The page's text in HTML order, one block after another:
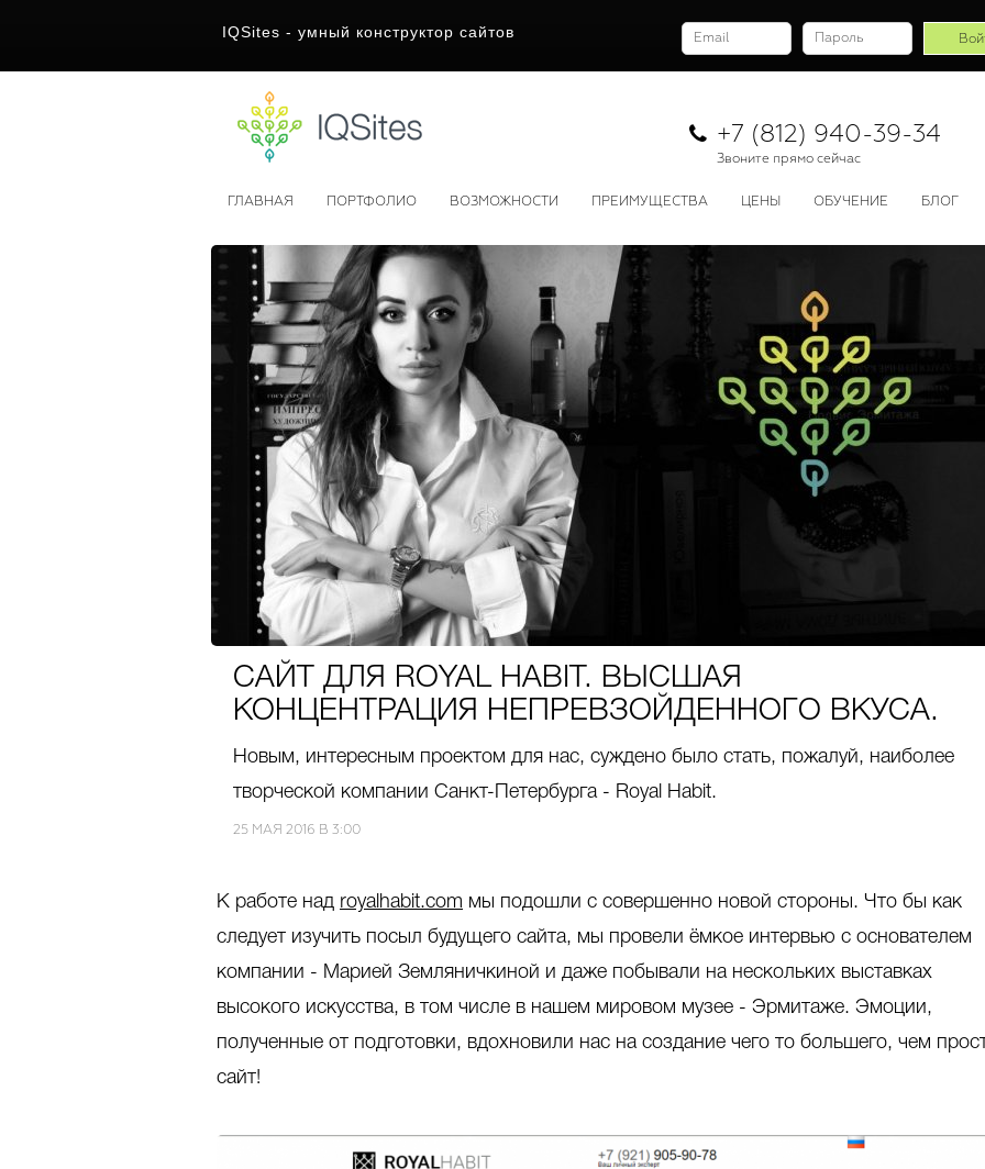
IQSites - умный конструктор сайтов
+7 (812) 940-39-34
Звоните прямо сейчас
ГЛАВНАЯ ПОРТФОЛИО ВОЗМОЖНОСТИ ПРЕИМУЩЕСТВА ЦЕНЫ ОБУЧЕНИЕ БЛОГ
САЙТ ДЛЯ ROYAL HABIT. ВЫСШАЯ
КОНЦЕНТРАЦИЯ НЕПРЕВЗОЙДЕННОГО ВКУСА.
Новым, интересным проектом для нас, суждено было стать, пожалуй, наиболее
творческой компании Санкт-Петербурга - Royal Habit.
25 МАЯ 2016 В 3:00
К работе над royalhabit.com мы подошли с совершенно новой стороны. Что бы как
следует изучить посыл будущего сайта, мы провели ёмкое интервью с основателем
компании - Марией Земляничкиной и даже побывали на нескольких выставках
высокого искусства, в том числе в нашем мировом музее - Эрмитаже. Эмоции,
полученные от подготовки, вдохновили нас на создание чего то большего, чем
сайт!